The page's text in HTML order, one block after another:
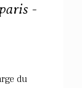
-
du